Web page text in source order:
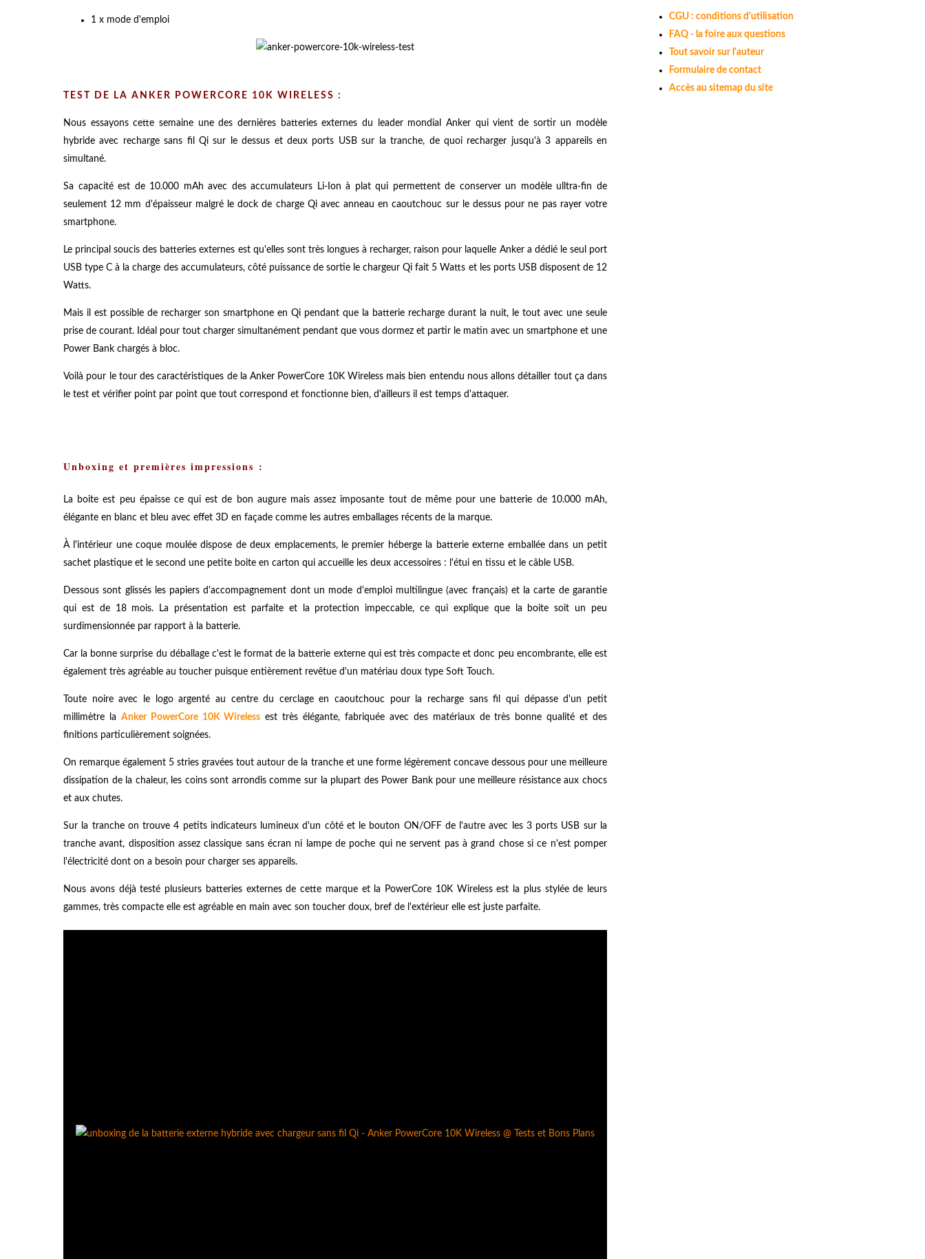
1 x mode d'emploi
TEST DE LA ANKER POWERCORE 10K WIRELESS :
Nous essayons cette semaine une des dernières batteries externes du leader mondial Anker qui vient de sortir un modèle
hybride avec recharge sans fil Qi sur le dessus et deux ports USB sur la tranche, de quoi recharger jusqu'à 3 appareils en
simultané.
Sa capacité est de 10.000 mAh avec des accumulateurs Li-Ion à plat qui permettent de conserver un modèle ulltra-fin de
seulement 12 mm d'épaisseur malgré le dock de charge Qi avec anneau en caoutchouc sur le dessus pour ne pas rayer votre
smartphone.
Le principal soucis des batteries externes est qu'elles sont très longues à recharger, raison pour laquelle Anker a dédié le seul port
USB type C à la charge des accumulateurs, côté puissance de sortie le chargeur Qi fait 5 Watts et les ports USB disposent de 12
Watts.
Mais il est possible de recharger son smartphone en Qi pendant que la batterie recharge durant la nuit, le tout avec une seule
prise de courant. Idéal pour tout charger simultanément pendant que vous dormez et partir le matin avec un smartphone et une
Power Bank chargés à bloc.
Voilà pour le tour des caractéristiques de la Anker PowerCore 10K Wireless mais bien entendu nous allons détailler tout ça dans
le test et vérifier point par point que tout correspond et fonctionne bien, d'ailleurs il est temps d'attaquer.
Unboxing et premières impressions :
La boite est peu épaisse ce qui est de bon augure mais assez imposante tout de même pour une batterie de 10.000 mAh,
élégante en blanc et bleu avec effet 3D en façade comme les autres emballages récents de la marque.
À l'intérieur une coque moulée dispose de deux emplacements, le premier héberge la batterie externe emballée dans un petit
sachet plastique et le second une petite boite en carton qui accueille les deux accessoires : l'étui en tissu et le câble USB.
Dessous sont glissés les papiers d'accompagnement dont un mode d'emploi multilingue (avec français) et la carte de garantie
qui est de 18 mois. La présentation est parfaite et la protection impeccable, ce qui explique que la boite soit un peu
surdimensionnée par rapport à la batterie.
Car la bonne surprise du déballage c'est le format de la batterie externe qui est très compacte et donc peu encombrante, elle est
également très agréable au toucher puisque entièrement revêtue d'un matériau doux type Soft Touch.
Toute noire avec le logo argenté au centre du cerclage en caoutchouc pour la recharge sans fil qui dépasse d'un petit
millimètre la Anker PowerCore 10K Wireless est très élégante, fabriquée avec des matériaux de très bonne qualité et des
finitions particulièrement soignées.
On remarque également 5 stries gravées tout autour de la tranche et une forme légèrement concave dessous pour une meilleure
dissipation de la chaleur, les coins sont arrondis comme sur la plupart des Power Bank pour une meilleure résistance aux chocs
et aux chutes.
Sur la tranche on trouve 4 petits indicateurs lumineux d'un côté et le bouton ON/OFF de l'autre avec les 3 ports USB sur la
tranche avant, disposition assez classique sans écran ni lampe de poche qui ne servent pas à grand chose si ce n'est pomper
l'électricité dont on a besoin pour charger ses appareils.
Nous avons déjà testé plusieurs batteries externes de cette marque et la PowerCore 10K Wireless est la plus stylée de leurs
gammes, très compacte elle est agréable en main avec son toucher doux, bref de l'extérieur elle est juste parfaite.
CGU : conditions d'utilisation
FAQ - la foire aux questions
Tout savoir sur l'auteur
Formulaire de contact
Accès au sitemap du site